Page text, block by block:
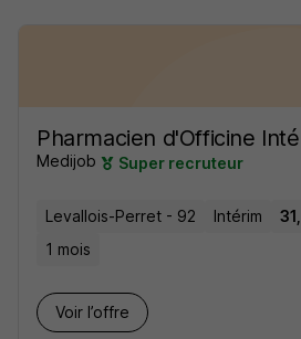
Pharmacien d'Officine
Medijob Super recruteur
Levallois-Perret - 92 Intérim
1 mois
Voir l’offre